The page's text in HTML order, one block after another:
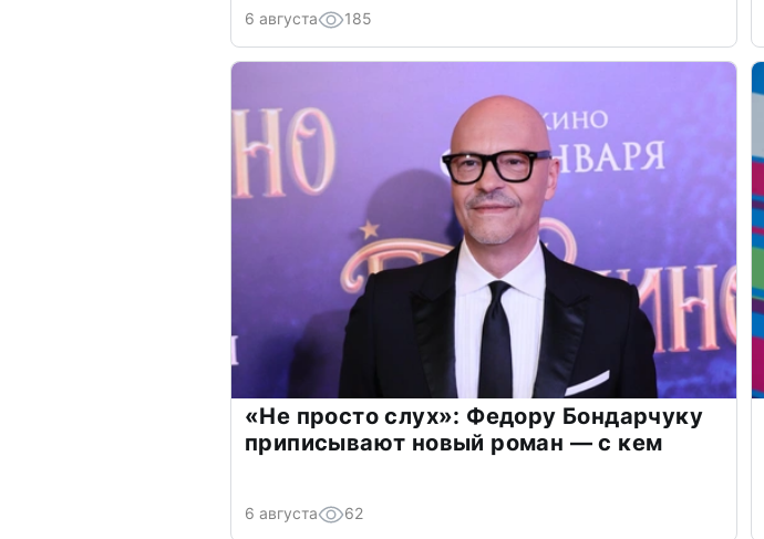
6 августа 185
«Не просто слух»: Федору Бондарчуку
приписывают новый роман — с кем
6 августа 62